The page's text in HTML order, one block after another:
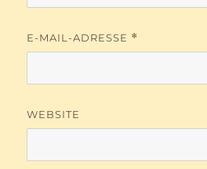
E-MAIL-ADRESSE *
WEBSITE